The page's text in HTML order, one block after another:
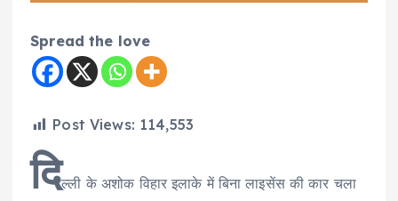
Spread the love
Post Views: 114,553
दिल्ली के अशोक विहार इलाके में बिना लाइसेंस की कार चला